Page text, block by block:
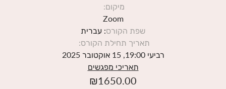
תאריכי קורסים קרובים
מיקום:
Zoom
שפת הקורס: עברית
תאריך תחילת הקורס:
רביעי 19:00, 15 אוקטובר 2025
תאריכי מפגשים
₪1650.00